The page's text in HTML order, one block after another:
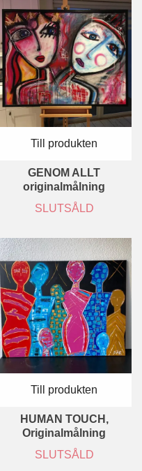
Till produkten
GENOM ALLT
originalmålning
SLUTSÅLD
Till produkten
HUMAN TOUCH,
Originalmålning
SLUTSÅLD